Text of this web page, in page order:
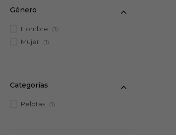
Categorías
Pelotas (1)
Género
Hombre (1)
Mujer (1)